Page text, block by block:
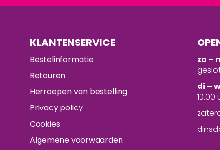
KLANTENSERVICE
Bestelinformatie
Retouren
Herroepen van bestelling
Privacy policy
Cookies
Algemene voorwaarden
zo –
di –
10.00